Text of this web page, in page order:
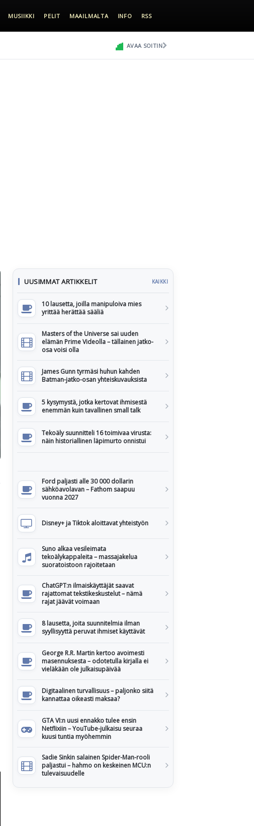
MUSIIKKI PELIT MAAILMALTA INFO RSS
AVAA SOITIN
UUSIMMAT ARTIKKELIT KAIKKI
10 lausetta, joilla manipuloiva mies
yrittää herättää sääliä
Masters of the Universe sai uuden
elämän Prime Videolla – tällainen jatko-
osa voisi olla
James Gunn tyrmäsi huhun kahden
Batman-jatko-osan yhteiskuvauksista
5 kysymystä, jotka kertovat ihmisestä
enemmän kuin tavallinen small talk
Tekoäly suunnitteli 16 toimivaa virusta:
näin historiallinen läpimurto onnistui
Ford paljasti alle 30 000 dollarin
sähköavolavan – Fathom saapuu
vuonna 2027
Disney+ ja Tiktok aloittavat yhteistyön
Suno alkaa vesileimata
tekoälykappaleita – massajakelua
suoratoistoon rajoitetaan
ChatGPT:n ilmaiskäyttäjät saavat
rajattomat tekstikeskustelut – nämä
rajat jäävät voimaan
8 lausetta, joita suunnitelmia ilman
syyllisyyttä peruvat ihmiset käyttävät
George R.R. Martin kertoo avoimesti
masennuksesta – odotetulla kirjalla ei
vieläkään ole julkaisupäivää
Digitaalinen turvallisuus – paljonko siitä
kannattaa oikeasti maksaa?
GTA VI:n uusi ennakko tulee ensin
Netflixiin – YouTube-julkaisu seuraa
kuusi tuntia myöhemmin
Sadie Sinkin salainen Spider-Man-rooli
paljastui – hahmo on keskeinen MCU:n
tulevaisuudelle